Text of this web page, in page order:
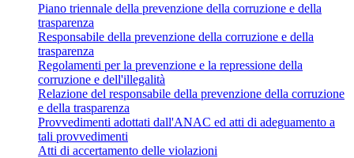
Piano triennale della prevenzione della corruzione e della
trasparenza
Responsabile della prevenzione della corruzione e della
trasparenza
Regolamenti per la prevenzione e la repressione della
corruzione e dell'illegalità
Relazione del responsabile della prevenzione della corruzione
e della trasparenza
Provvedimenti adottati dall'ANAC ed atti di adeguamento a
tali provvedimenti
Atti di accertamento delle violazioni